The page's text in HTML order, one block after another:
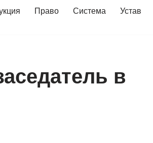
Право Система Устав
в